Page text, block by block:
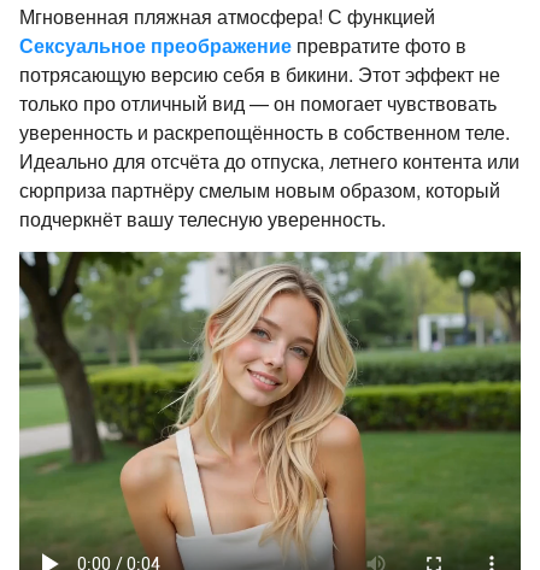
Мгновенная пляжная атмосфера! С функцией
Сексуальное преображение превратите фото в
потрясающую версию себя в бикини. Этот эффект не
только про отличный вид — он помогает чувствовать
уверенность и раскрепощённость в собственном теле.
Идеально для отсчёта до отпуска, летнего контента или
сюрприза партнёру смелым новым образом, который
подчеркнёт вашу телесную уверенность.